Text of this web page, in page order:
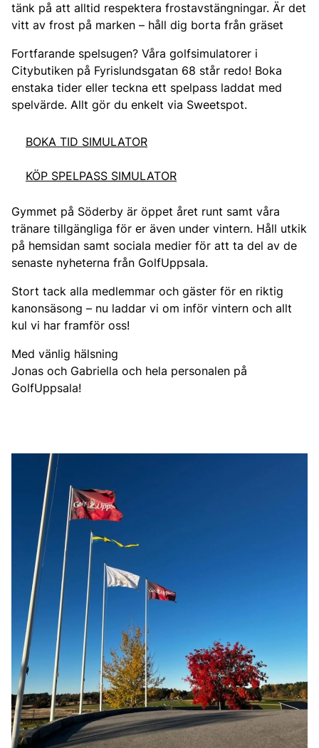
tänk på att alltid respektera frostavstängningar. Är det
vitt av frost på marken – håll dig borta från gräset
Fortfarande spelsugen? Våra golfsimulatorer i
Citybutiken på Fyrislundsgatan 68 står redo! Boka
enstaka tider eller teckna ett spelpass laddat med
spelvärde. Allt gör du enkelt via Sweetspot.
BOKA TID SIMULATOR
KÖP SPELPASS SIMULATOR
Gymmet på Söderby är öppet året runt samt våra
tränare tillgängliga för er även under vintern. Håll utkik
på hemsidan samt sociala medier för att ta del av de
senaste nyheterna från GolfUppsala.
Stort tack alla medlemmar och gäster för en riktig
kanonsäsong – nu laddar vi om inför vintern och allt
kul vi har framför oss!
Med vänlig hälsning
Jonas och Gabriella och hela personalen på
GolfUppsala!